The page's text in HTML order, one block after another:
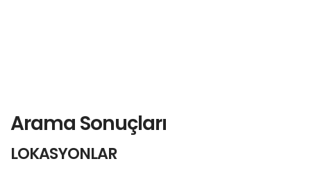
Arama Sonuçları
LOKASYONLAR